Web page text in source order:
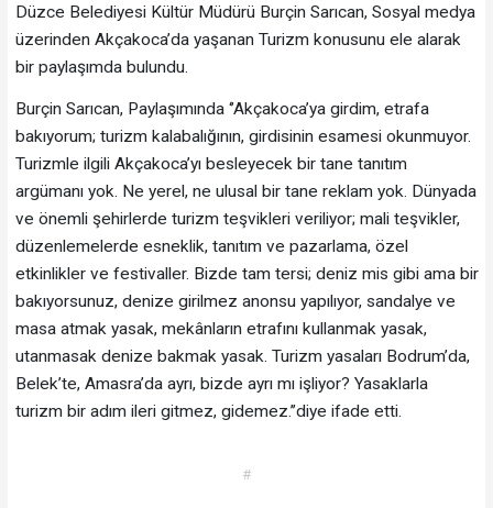
Düzce Belediyesi Kültür Müdürü Burçin Sarıcan, Sosyal medya
üzerinden Akçakoca’da yaşanan Turizm konusunu ele alarak
bir paylaşımda bulundu.
Burçin Sarıcan, Paylaşımında ‘’Akçakoca’ya girdim, etrafa
bakıyorum; turizm kalabalığının, girdisinin esamesi okunmuyor.
Turizmle ilgili Akçakoca’yı besleyecek bir tane tanıtım
argümanı yok. Ne yerel, ne ulusal bir tane reklam yok. Dünyada
ve önemli şehirlerde turizm teşvikleri veriliyor; mali teşvikler,
düzenlemelerde esneklik, tanıtım ve pazarlama, özel
etkinlikler ve festivaller. Bizde tam tersi; deniz mis gibi ama bir
bakıyorsunuz, denize girilmez anonsu yapılıyor, sandalye ve
masa atmak yasak, mekânların etrafını kullanmak yasak,
utanmasak denize bakmak yasak. Turizm yasaları Bodrum’da,
Belek’te, Amasra’da ayrı, bizde ayrı mı işliyor? Yasaklarla
turizm bir adım ileri gitmez, gidemez.’’diye ifade etti.
#